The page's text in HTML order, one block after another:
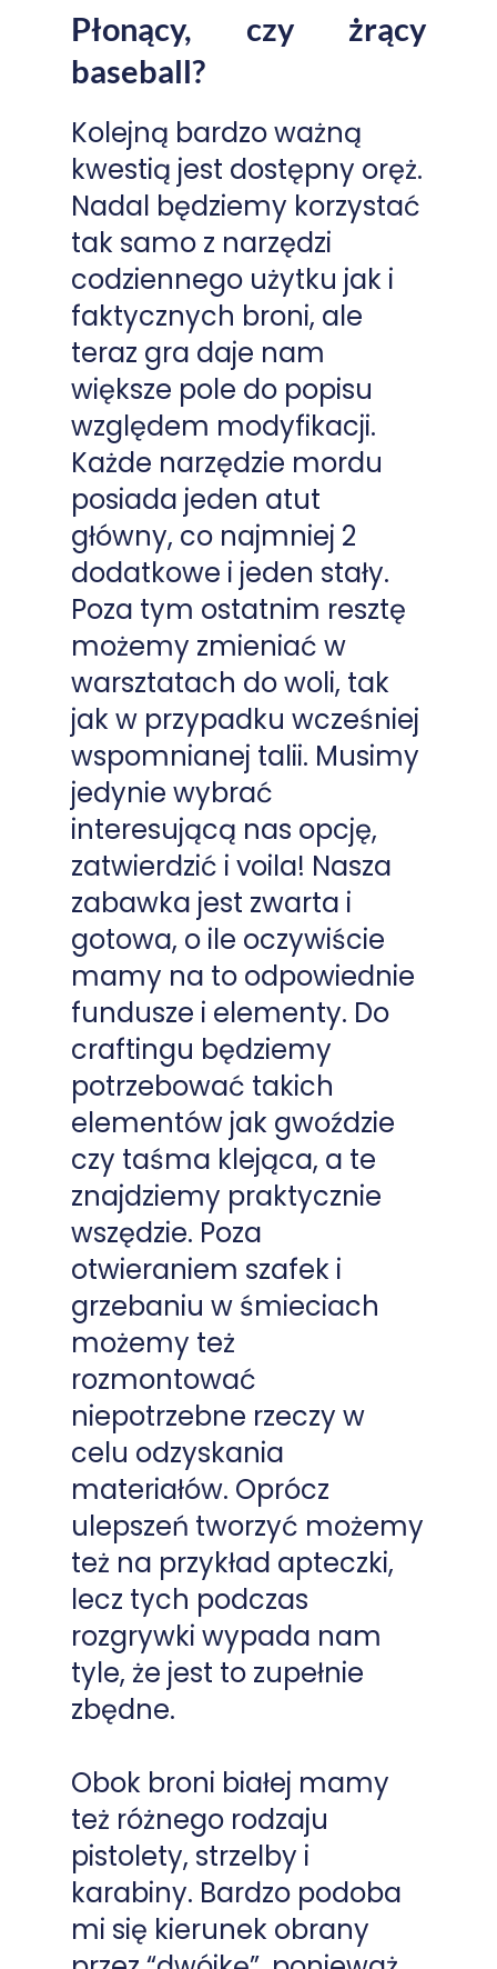
Płonący, czy żrący
baseball?
Kolejną bardzo ważną
kwestią jest dostępny oręż.
Nadal będziemy korzystać
tak samo z narzędzi
codziennego użytku jak i
faktycznych broni, ale
teraz gra daje nam
większe pole do popisu
względem modyfikacji.
Każde narzędzie mordu
posiada jeden atut
główny, co najmniej 2
dodatkowe i jeden stały.
Poza tym ostatnim resztę
możemy zmieniać w
warsztatach do woli, tak
jak w przypadku wcześniej
wspomnianej talii. Musimy
jedynie wybrać
interesującą nas opcję,
zatwierdzić i voila! Nasza
zabawka jest zwarta i
gotowa, o ile oczywiście
mamy na to odpowiednie
fundusze i elementy. Do
craftingu będziemy
potrzebować takich
elementów jak gwoździe
czy taśma klejąca, a te
znajdziemy praktycznie
wszędzie. Poza
otwieraniem szafek i
grzebaniu w śmieciach
możemy też
rozmontować
niepotrzebne rzeczy w
celu odzyskania
materiałów. Oprócz
ulepszeń tworzyć możemy
też na przykład apteczki,
lecz tych podczas
rozgrywki wypada nam
tyle, że jest to zupełnie
zbędne.
Obok broni białej mamy
też różnego rodzaju
pistolety, strzelby i
karabiny. Bardzo podoba
mi się kierunek obrany